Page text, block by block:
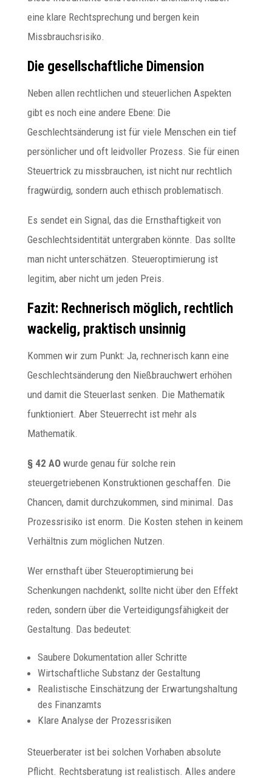
eine klare Rechtsprechung und bergen kein
Missbrauchsrisiko.
Die gesellschaftliche Dimension
Neben allen rechtlichen und steuerlichen Aspekten
gibt es noch eine andere Ebene: Die
Geschlechtsänderung ist für viele Menschen ein tief
persönlicher und oft leidvoller Prozess. Sie für einen
Steuertrick zu missbrauchen, ist nicht nur rechtlich
fragwürdig, sondern auch ethisch problematisch.
Es sendet ein Signal, das die Ernsthaftigkeit von
Geschlechtsidentität untergraben könnte. Das sollte
man nicht unterschätzen. Steueroptimierung ist
legitim, aber nicht um jeden Preis.
Fazit: Rechnerisch möglich, rechtlich
wackelig, praktisch unsinnig
Kommen wir zum Punkt: Ja, rechnerisch kann eine
Geschlechtsänderung den Nießbrauchwert erhöhen
und damit die Steuerlast senken. Die Mathematik
funktioniert. Aber Steuerrecht ist mehr als
Mathematik.
§ 42 AOwurde genau für solche rein
steuergetriebenen Konstruktionen geschaffen. Die
Chancen, damit durchzukommen, sind minimal. Das
Prozessrisiko ist enorm. Die Kosten stehen in keinem
Verhältnis zum möglichen Nutzen.
Wer ernsthaft über Steueroptimierung bei
Schenkungen nachdenkt, sollte nicht über den Effekt
reden, sondern über die Verteidigungsfähigkeit der
Gestaltung. Das bedeutet:
Saubere Dokumentation aller Schritte
Wirtschaftliche Substanz der Gestaltung
Realistische Einschätzung der Erwartungshaltung
des Finanzamts
Klare Analyse der Prozessrisiken
Steuerberater ist bei solchen Vorhaben absolute
Pflicht. Rechtsberatung ist realistisch. Alles andere